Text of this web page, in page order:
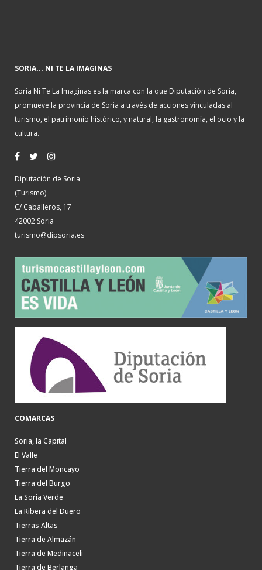
SORIA... NI TE LA IMAGINAS
Soria Ni Te La Imaginas es la marca con la que Diputación de Soria,
promueve la provincia de Soria a través de acciones vinculadas al
turismo, el patrimonio histórico, y natural, la gastronomía, el ocio y la
cultura.
Diputación de Soria
(Turismo)
C/ Caballeros, 17
42002 Soria
turismo@dipsoria.es
COMARCAS
Soria, la Capital
El Valle
Tierra del Moncayo
Tierra del Burgo
La Soria Verde
La Ribera del Duero
Tierras Altas
Tierra de Almazán
Tierra de Medinaceli
Tierra de Berlanga